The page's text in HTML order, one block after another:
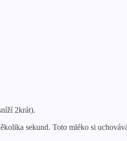
2krát).
sekund. Toto mléko si